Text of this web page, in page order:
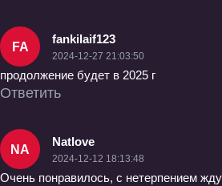
FA
fankilaif123
2024-12-27 21:03:50
продолжение будет в 2025 г
Ответить
NA
Natlove
2024-12-12 18:13:48
Очень понравилось, с нетерпением